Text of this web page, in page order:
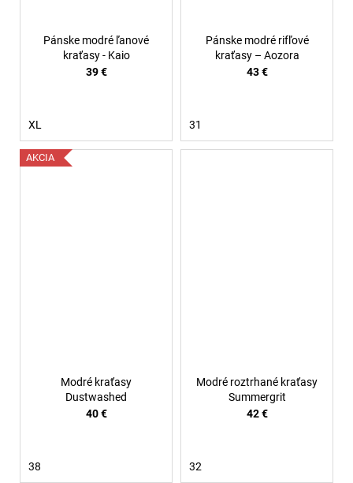
Pánske modré ľanové
kraťasy - Kaio
39 €
XL
Pánske modré rifľové
kraťasy – Aozora
43 €
31
AKCIA
Modré kraťasy
Dustwashed
40 €
38
Modré roztrhané kraťasy
Summergrit
42 €
32